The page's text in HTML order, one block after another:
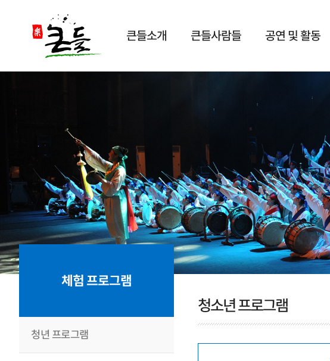
큰들소개 큰들사람들 공연 및 활동
체험 프로그램
청년 프로그램
청소년 프로그램